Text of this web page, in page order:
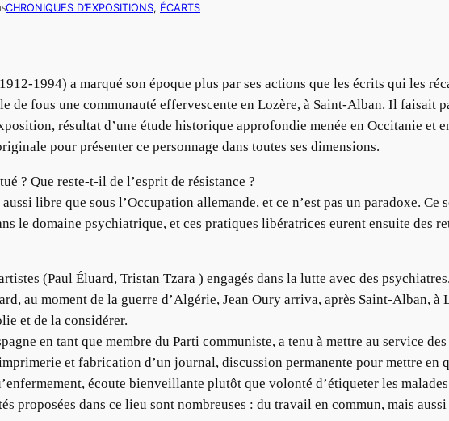
CHRONIQUES D’EXPOSITIONS, ÉCARTS
1994) a marqué son époque plus par ses actions que les écrits qui les
de fous une communauté effervescente en Lozère, à Saint-Alban. Il faisait
résultat d’une étude historique approfondie menée en Occitanie et
pour présenter ce personnage dans toutes ses dimensions.
? Que reste-t-il de l’esprit de résistance ?
libre que sous l’Occupation allemande, et ce n’est pas un paradoxe. Ce
le domaine psychiatrique, et ces pratiques libératrices eurent ensuite des
(Paul Éluard, Tristan Tzara ) engagés dans la lutte avec des
au moment de la guerre d’Algérie, Jean Oury arriva, après Saint-Alban, à
et de la considérer.
en tant que membre du Parti communiste, a tenu à mettre au service des
et fabrication d’un journal, discussion permanente pour mettre en
écoute bienveillante plutôt que volonté d’étiqueter les
proposées dans ce lieu sont nombreuses : du travail en commun, mais aussi